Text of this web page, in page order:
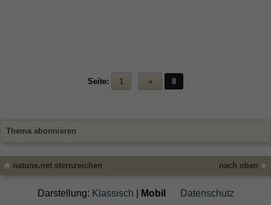
Seite: 1 « 8
Thema abonnieren
nach oben
natune.net sternzeichen
Darstellung: Klassisch Mobil Datenschutz